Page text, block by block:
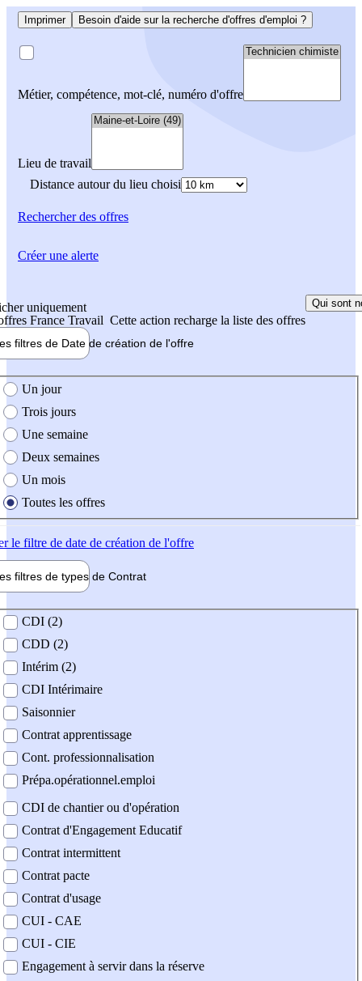
Imprimer Besoin d'aide sur la recherche d'offres d'emploi ?
Métier, compétence, mot-clé, numéro d'offre
Lieu de travail
Distance autour du lieu choisi
Rechercherdes offres
uniquement
France Travail Cette action recharge la liste des offres
Qui sont
filtres de Date de création de l'offre
création de l'offre
Un jour
Trois jours
Une semaine
Deux semaines
Un mois
Toutes les offres
le filtre de date de création de l'offre
filtres de types de Contrat
contrat
CDI (2)
CDD (2)
Intérim (2)
CDI Intérimaire
Saisonnier
Contrat apprentissage
Cont. professionnalisation
Prépa.opérationnel.emploi
CDI de chantier ou d'opération
Contrat d'Engagement Educatif
Contrat intermittent
Contrat pacte
Contrat d'usage
CUI - CAE
CUI - CIE
Engagement à servir dans la réserve
Créer une alerte